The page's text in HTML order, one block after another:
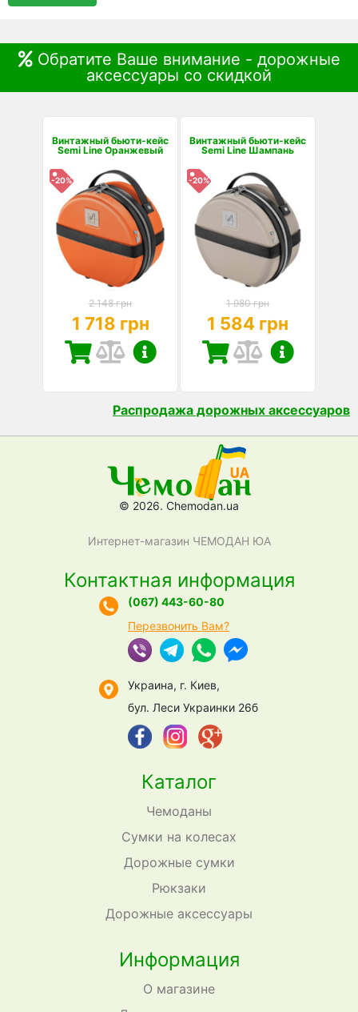
Обратите Ваше внимание - дорожные
аксессуары со скидкой
Винтажный бьюти-кейс
Semi Line Оранжевый
-20%
2 148 грн
1 718 грн
Винтажный бьюти-кейс
Semi Line Шампань
-20%
1 980 грн
1 584 грн
Распродажа дорожных аксессуаров
© 2026. Chemodan.ua
Интернет-магазин ЧЕМОДАН ЮА
Каталог
Чемоданы
Сумки на колесах
Дорожные сумки
Рюкзаки
Дорожные аксессуары
Информация
О магазине
Контактная информация
(067) 443-60-80
Перезвонить Вам?
Украина, г. Киев,
бул. Леси Украинки 26б